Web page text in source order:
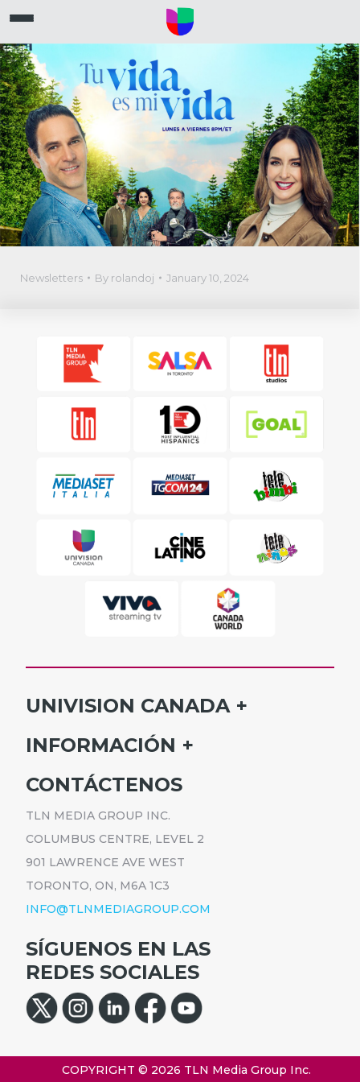
Newsletters By rolandoj January 10, 2024
UNIVISION CANADA
INICIO
PROGRAMAS
INFORMACIÓN
SUSCRÍBETE
CARRERAS
POLÍTICA DE PRIVACIDAD
ACCESIBILIDAD
CONTÁCTENOS
TLN MEDIA GROUP INC.
COLUMBUS CENTRE, LEVEL 2
901 LAWRENCE AVE WEST
TORONTO, ON, M6A 1C3
INFO@TLNMEDIAGROUP.COM
SÍGUENOS EN LAS
REDES SOCIALES
COPYRIGHT © 2026 TLN Media Group Inc.